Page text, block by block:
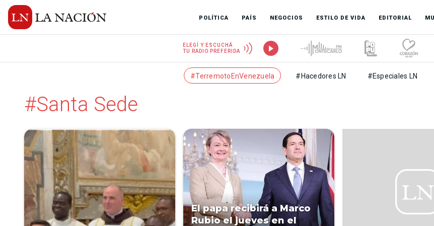
POLÍTICA PAÍS NEGOCIOS ESTILO DE VIDA EDITORIAL
ELEGÍ Y ESCUCHÁ
TU RADIO PREFERIDA
#TerremotoEnVenezuela #Hacedores LN #Especiales LN
#Santa Sede
El papa recibirá a Marco
Rubio el jueves en el